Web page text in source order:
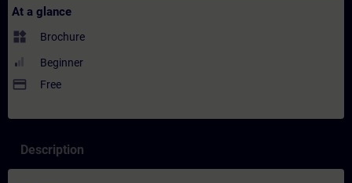
At a glance
widgets Brochure
Beginner
payment Free
Description